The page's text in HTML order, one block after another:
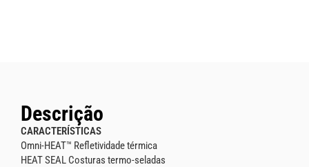
Descrição
CARACTERÍSTICAS
Omni-HEAT™ Refletividade térmica
HEAT SEAL Costuras termo-seladas